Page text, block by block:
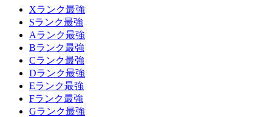
Xランク最強
Sランク最強
Aランク最強
Bランク最強
Cランク最強
Dランク最強
Eランク最強
Fランク最強
Gランク最強